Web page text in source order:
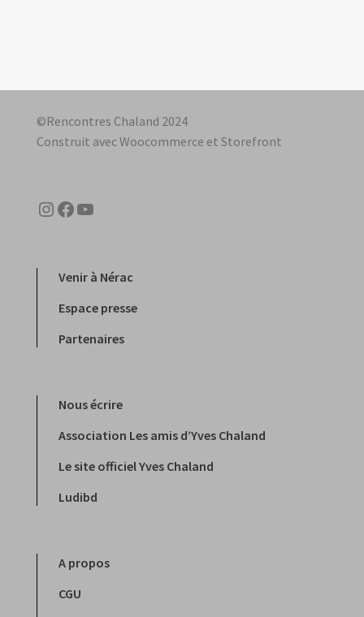
©Rencontres Chaland 2024
Construit avec Woocommerce et Storefront
Instagram
Facebook
YouTube
Venir à Nérac
Espace presse
Partenaires
Nous écrire
Association Les amis d’Yves Chaland
Le site officiel Yves Chaland
Ludibd
A propos
CGU